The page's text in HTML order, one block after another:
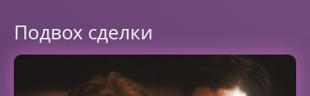
Подвох сделки